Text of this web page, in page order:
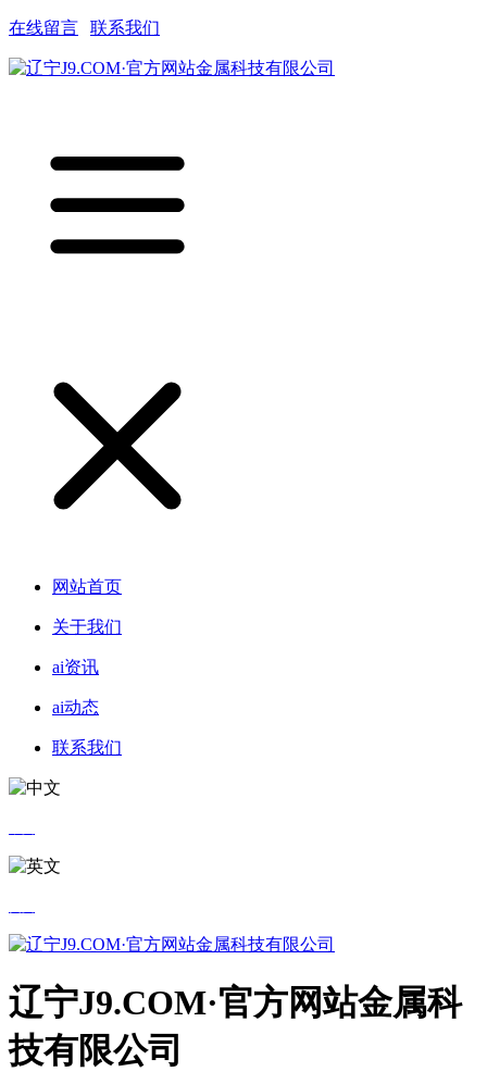
在线留言 联系我们
网站首页
关于我们
ai资讯
ai动态
联系我们
辽宁J9.COM·官方网站金属科
技有限公司